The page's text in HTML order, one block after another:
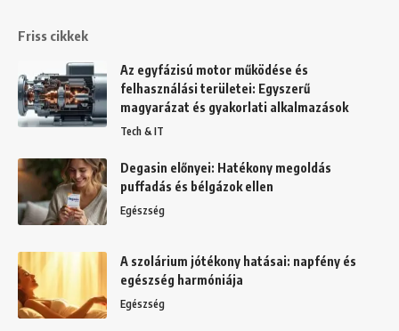
Friss cikkek
Az egyfázisú motor működése és
felhasználási területei: Egyszerű
magyarázat és gyakorlati alkalmazások
Tech & IT
Degasin előnyei: Hatékony megoldás
puffadás és bélgázok ellen
Egészség
A szolárium jótékony hatásai: napfény és
egészség harmóniája
Egészség